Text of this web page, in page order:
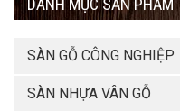
DANH MỤC SẢN PHẨM
SÀN GỖ CÔNG NGHIỆP
SÀN NHỰA VÂN GỖ